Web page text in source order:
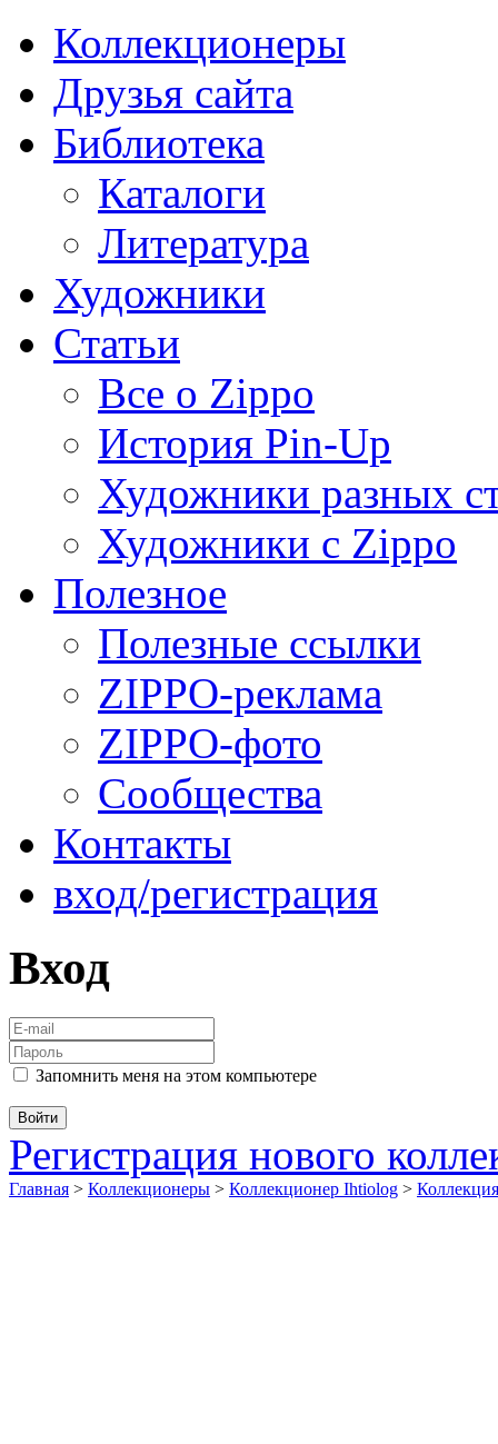
Коллекционеры
Друзья сайта
Библиотека
Каталоги
Литература
Художники
Статьи
Все о Zippo
История Pin-Up
Художники разных
Художники с Zippo
Полезное
Полезные ссылки
ZIPPO-реклама
ZIPPO-фото
Сообщества
Контакты
вход/регистрация
Вход
Запомнить меня на этом компьютере
Регистрация нового
Главная > Коллекционеры > Коллекционер Ihtiolog >